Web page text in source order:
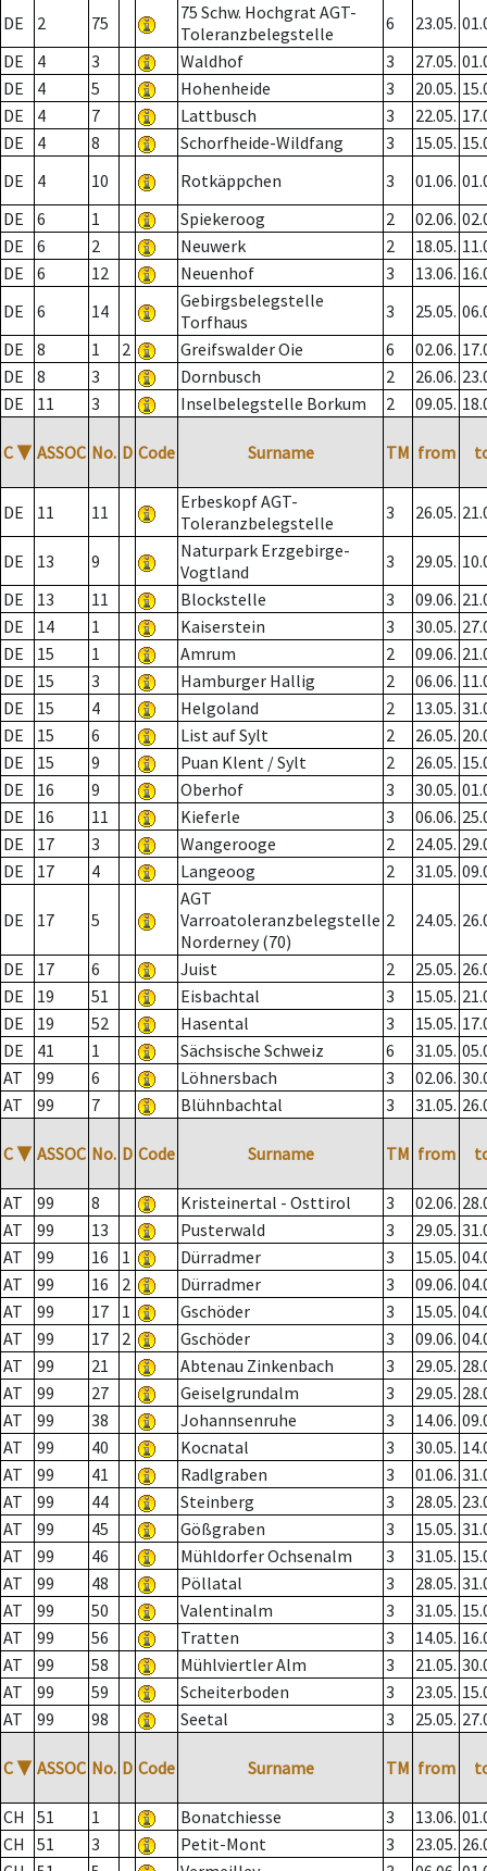
DE
2 75
75 Schw. Hochgrat AGT-
Toleranzbelegstelle
6 23.05.
DE
4 3 Waldhof 3 27.05.
DE
4 5 Hohenheide 3 20.05.
DE
4 7 Lattbusch 3 22.05.
DE
4 8 Schorfheide-Wildfang 3 15.05.
DE
4 10 Rotkäppchen 3 01.06.
DE
6 1 Spiekeroog 2 02.06.
DE
6 2 Neuwerk 2 18.05.
DE
6 12 Neuenhof 3 13.06.
DE
6 14
Gebirgsbelegstelle
Torfhaus
3 25.05.
DE
8 1 2 Greifswalder Oie 6 02.06.
DE
8 3 Dornbusch 2 26.06.
DE
11 3 Inselbelegstelle Borkum 2 09.05.
C ▼ ASSOC No. D Code Surname TM from
DE 11 11
Erbeskopf AGT-
Toleranzbelegstelle
3 26.05.
DE 13 9
Naturpark Erzgebirge-
Vogtland
3 29.05.
DE
13 11 Blockstelle 3 09.06.
DE
14 1 Kaiserstein 3 30.05.
DE
15 1 Amrum 2 09.06.
DE
15 3 Hamburger Hallig 2 06.06.
DE
15 4 Helgoland 2 13.05.
DE
15 6 List auf Sylt 2 26.05.
DE
15 9 Puan Klent / Sylt 2 26.05.
DE
16 9 Oberhof 3 30.05.
DE
16 11 Kieferle 3 06.06.
DE
17 3 Wangerooge 2 24.05.
DE
17 4 Langeoog 2 31.05.
DE 17 5
AGT
Varroatoleranzbelegstelle
Norderney (70)
2 24.05.
DE 17 6 Juist 2 25.05.
DE
19 51 Eisbachtal 3 15.05.
DE
19 52 Hasental 3 15.05.
DE
41 1 Sächsische Schweiz 6 31.05.
AT
99 6 Löhnersbach 3 02.06.
AT
99 7 Blühnbachtal 3 31.05.
C ▼ ASSOC No. D Code Surname TM from
AT 99 8 Kristeinertal - Osttirol 3 02.06.
AT
99 13 Pusterwald 3 29.05.
AT
99 16 1 Dürradmer 3 15.05.
AT
99 16 2 Dürradmer 3 09.06.
AT
99 17 1 Gschöder 3 15.05.
AT
99 17 2 Gschöder 3 09.06.
AT
99 21 Abtenau Zinkenbach 3 29.05.
AT
99 27 Geiselgrundalm 3 29.05.
AT
99 38 Johannsenruhe 3 14.06.
AT
99 40 Kocnatal 3 30.05.
AT
99 41 Radlgraben 3 01.06.
AT
99 44 Steinberg 3 28.05.
AT
99 45 Gößgraben 3 15.05.
AT
99 46 Mühldorfer Ochsenalm 3 31.05.
AT
99 48 Pöllatal 3 28.05.
AT
99 50 Valentinalm 3 31.05.
AT
99 56 Tratten 3 14.05.
AT
99 58 Mühlviertler Alm 3 21.05.
AT
99 59 Scheiterboden 3 23.05.
AT
99 98 Seetal 3 25.05.
C ▼ ASSOC No. D Code Surname TM from
CH 51 1 Bonatchiesse 3 13.06.
CH
51 3 Petit-Mont 3 23.05.